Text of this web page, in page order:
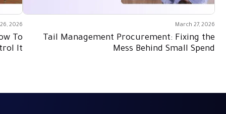
March 27, 2026
Tail Management Procurement: Fixing the
Mess Behind Small Spend
2026
To
It